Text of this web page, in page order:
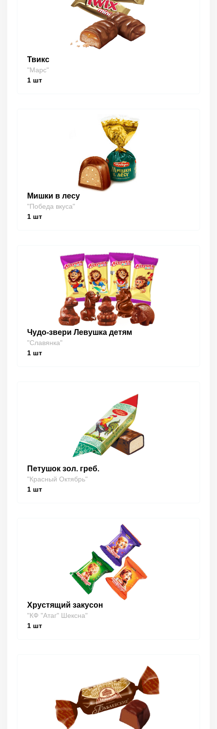
Твикс
"Марс"
1 шт
Мишки в лесу
"Победа вкуса"
1 шт
Чудо-звери Левушка детям
"Славянка"
1 шт
Петушок зол. греб.
"Красный Октябрь"
1 шт
Хрустящий закусон
"КФ "Атаг" Шексна"
1 шт